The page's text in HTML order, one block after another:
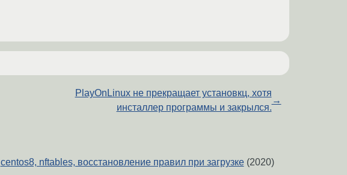
PlayOnLinux не прекращает установкц, хотя
инсталлер программы и закрылся.
→
centos8, nftables, восстановление правил при загрузке(2020)